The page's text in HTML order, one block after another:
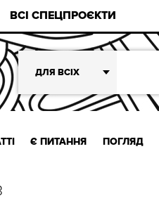
ВСІ СПЕЦПРОЄКТИ
ДЛЯ ВСІХ
Є ПИТАННЯ ПОГЛЯД